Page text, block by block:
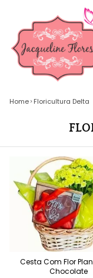
Home Floricultura Delta
Cesta Com Flor
Chocolate